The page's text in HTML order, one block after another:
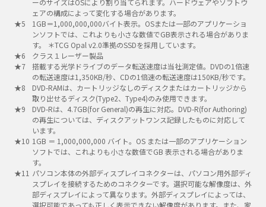
ーのサイズはOSにより割り当てられます。ハードウェアやソフトウ
ェアの構成によって変化する場合があります。
1GB＝1,000,000,000バイト表示。OSまたは一部のアプリケーショ
ンソフトでは、これよりも小さな数値でGB表示される場合がありま
す。 ＊TCG Opal v2.0準拠のSSDを採用しています。
クラス１レーザー製品
搭載する光学ドライブのデータ転送速度は当社測定値。DVDの1倍速
の転送速度は1,350KB/秒、CDの1倍速の転送速度は150KB/秒です。
DVD-RAMは、カートリッジなしのディスクまたはカートリッジから
取り出せるディスク(Type2、Type4)のみ使用できます。
DVD-Rは、4.7GB(for General)の再生に対応。DVD-R(for Authoring)
の再生については、ディスクアットワンス記録したものに対応して
います。
1GB ＝ 1,000,000,000 バイト。OS または一部のアプリケーション
ソフトでは、これよりも小さな数値でGB 表示される場合がありま
す。
パソコン本体の外部ディスプレイコネクターは、パソコン用外部ディ
スプレイを接続するためのコネクターです。選択可能な解像度は、外
部ディスプレイによって異なります。外部ディスプレイによっては、
選択可能であっても正しく表示できない解像度があります。また、家